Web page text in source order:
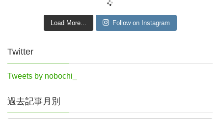
Load More... Follow on Instagram
Twitter
Tweets by nobochi_
過去記事月別